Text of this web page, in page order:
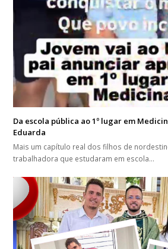
Da escola pública ao 1º lugar em
Eduarda
Mais um capítulo real dos filhos de
trabalhadora que estudaram em escola…